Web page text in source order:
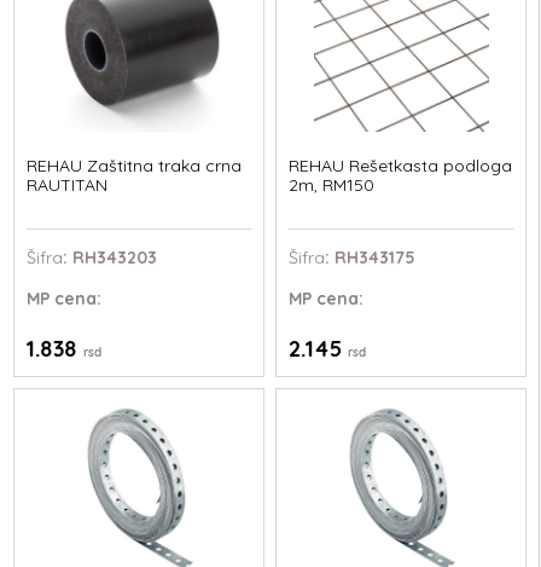
REHAU Zaštitna traka crna
RAUTITAN
Šifra: RH343203
MP cena:
1.838rsd
REHAU Rešetkasta podloga
2m, RM150
Šifra: RH343175
MPcena:
2.145 rsd